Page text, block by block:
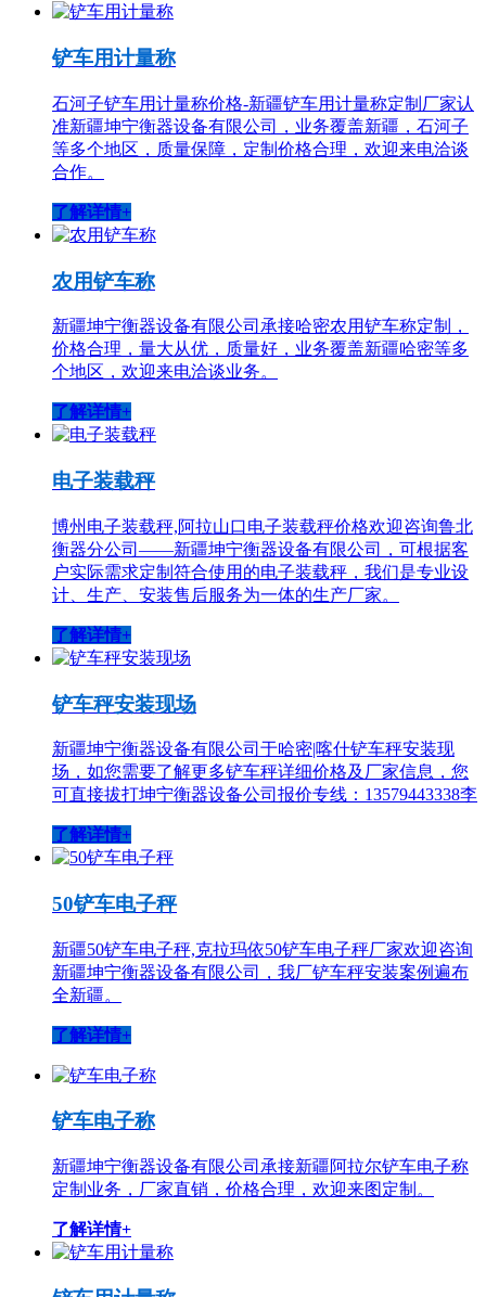
铲车用计量称
石河子铲车用计量称价格-新疆铲车用计量称定制厂家认
准新疆坤宁衡器设备有限公司，业务覆盖新疆，石河子
等多个地区，质量保障，定制价格合理，欢迎来电洽谈
合作。
了解详情+
农用铲车称
新疆坤宁衡器设备有限公司承接哈密农用铲车称定制，
价格合理，量大从优，质量好，业务覆盖新疆哈密等多
个地区，欢迎来电洽谈业务。
了解详情+
电子装载秤
博州电子装载秤,阿拉山口电子装载秤价格欢迎咨询鲁北
衡器分公司——新疆坤宁衡器设备有限公司，可根据客
户实际需求定制符合使用的电子装载秤，我们是专业设
计、生产、安装售后服务为一体的生产厂家。
了解详情+
铲车秤安装现场
新疆坤宁衡器设备有限公司于哈密|喀什铲车秤安装现
场，如您需要了解更多铲车秤详细价格及厂家信息，您
可直接拔打坤宁衡器设备公司报价专线：13579443338李
了解详情+
50铲车电子秤
新疆50铲车电子秤,克拉玛依50铲车电子秤厂家欢迎咨询
新疆坤宁衡器设备有限公司，我厂铲车秤安装案例遍布
全新疆。
了解详情+
铲车电子称
新疆坤宁衡器设备有限公司承接新疆阿拉尔铲车电子称
定制业务，厂家直销，价格合理，欢迎来图定制。
了解详情+